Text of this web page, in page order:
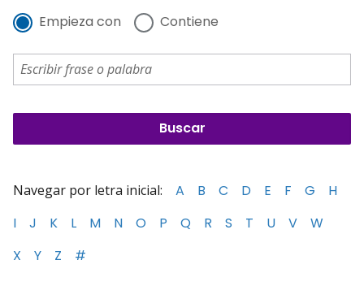
Empieza con Contiene
Navegar por letra inicial: A B C D E F G
H
I
J K L M N O P Q R S T U V
W
X
Y Z #